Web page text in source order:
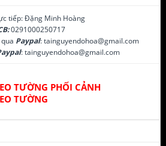
tiếp: Đặng Minh Hoàng
0291000250717
Paypal: tainguyendohoa@gmail.com
: tainguyendohoa@gmail.com